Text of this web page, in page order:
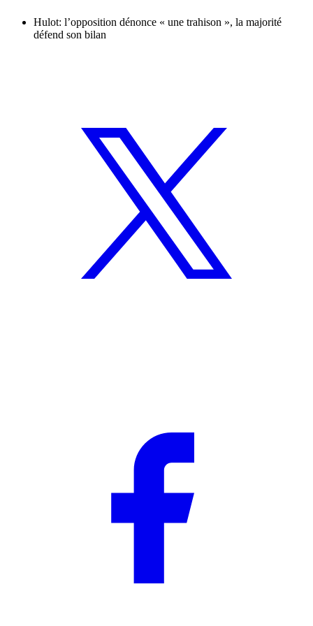
Hulot: l’opposition dénonce « une trahison », la majorité
défend son bilan